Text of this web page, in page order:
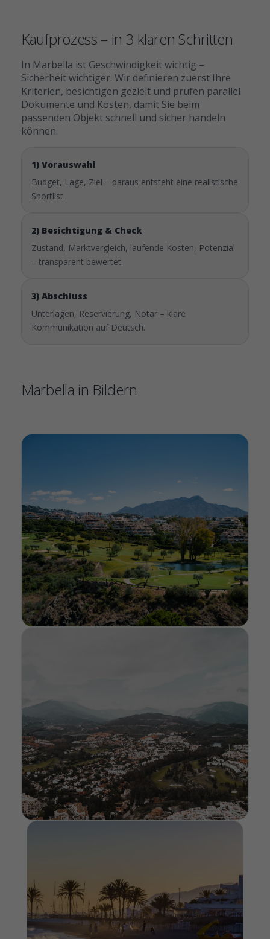
Kaufprozess – in 3 klaren Schritten
In Marbella ist Geschwindigkeit wichtig –
Sicherheit wichtiger. Wir definieren zuerst Ihre
Kriterien, besichtigen gezielt und prüfen parallel
Dokumente und Kosten, damit Sie beim
passenden Objekt schnell und sicher handeln
können.
1) Vorauswahl
Budget, Lage, Ziel – daraus entsteht eine realistische
Shortlist.
2) Besichtigung & Check
Zustand, Marktvergleich, laufende Kosten, Potenzial
– transparent bewertet.
3) Abschluss
Unterlagen, Reservierung, Notar – klare
Kommunikation auf Deutsch.
Marbella in Bildern